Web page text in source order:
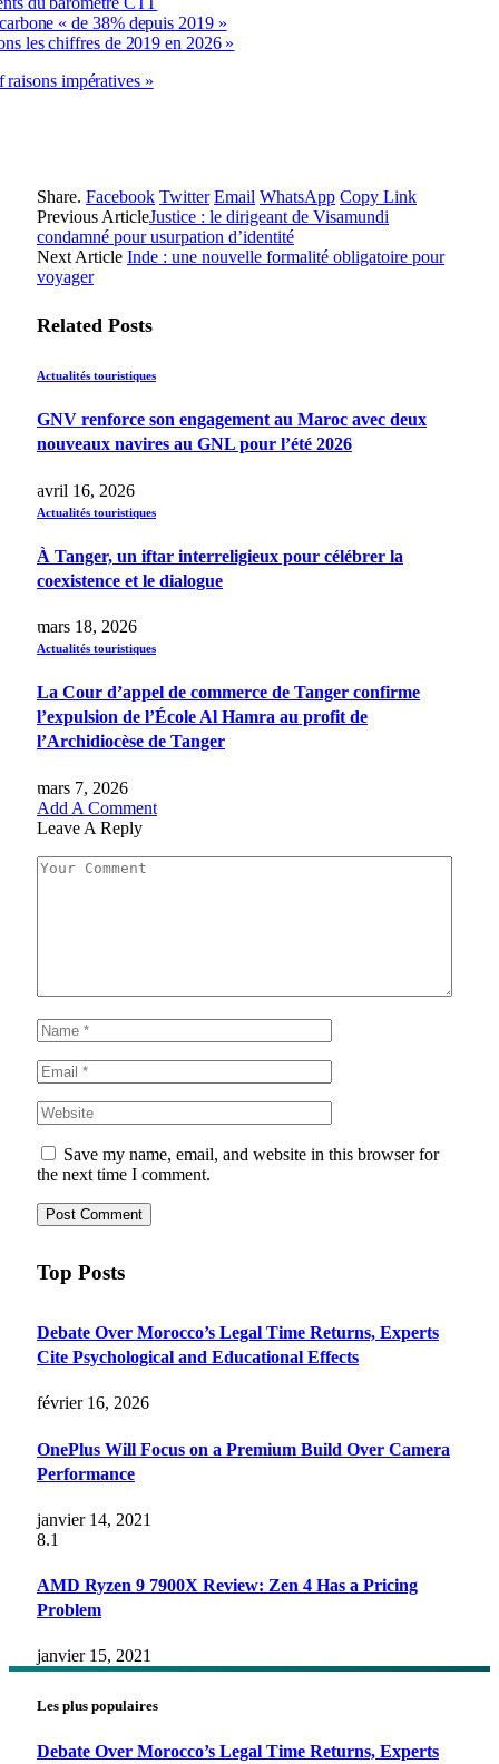
« de 38% depuis 2019 »
les chiffres de 2019 en 2026 »
raisons impératives »
Share. Facebook Twitter Email WhatsApp Copy Link
Previous ArticleJustice : le dirigeant de Visamundi
condamné pour usurpation d’identité
Next Article Inde : une nouvelle formalité obligatoire pour
voyager
Related Posts
Actualités touristiques
GNV renforce son engagement au Maroc avec deux
nouveaux navires au GNL pour l’été 2026
avril 16, 2026
Actualités touristiques
À Tanger, un iftar interreligieux pour célébrer la
coexistence et le dialogue
mars 18, 2026
Actualités touristiques
La Cour d’appel de commerce de Tanger confirme
l’expulsion de l’École Al Hamra au profit de
l’Archidiocèse de Tanger
mars 7, 2026
Add A Comment
Leave A Reply
Save my name, email, and website in this browser for
the next time I comment.
Top Posts
Debate Over Morocco’s Legal Time Returns, Experts
Cite Psychological and Educational Effects
février 16, 2026
OnePlus Will Focus on a Premium Build Over Camera
Performance
janvier 14, 2021
8.1
AMD Ryzen 9 7900X Review: Zen 4 Has a Pricing
Problem
janvier 15, 2021
Les plus populaires
Debate Over Morocco’s Legal Time Returns, Experts